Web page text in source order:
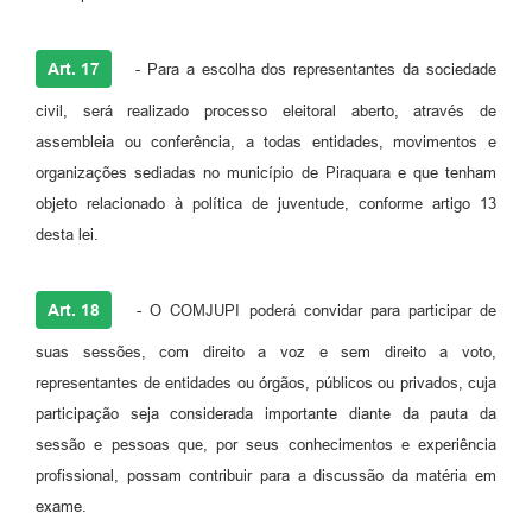
Art. 17 - Para a escolha dos representantes da sociedade
civil, será realizado processo eleitoral aberto, através de
assembleia ou conferência, a todas entidades, movimentos e
organizações sediadas no município de Piraquara e que tenham
objeto relacionado à política de juventude, conforme artigo 13
desta lei.
Art. 18 - O COMJUPI poderá convidar para participar de
suas sessões, com direito a voz e sem direito a voto,
representantes de entidades ou órgãos, públicos ou privados, cuja
participação seja considerada importante diante da pauta da
sessão e pessoas que, por seus conhecimentos e experiência
profissional, possam contribuir para a discussão da matéria em
exame.